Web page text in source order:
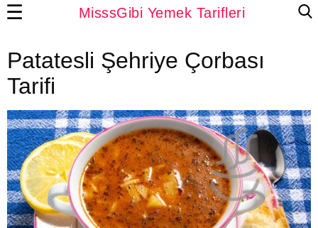
MisssGibi Yemek Tarifleri
☰
Patatesli Şehriye Çorbası
Tarifi